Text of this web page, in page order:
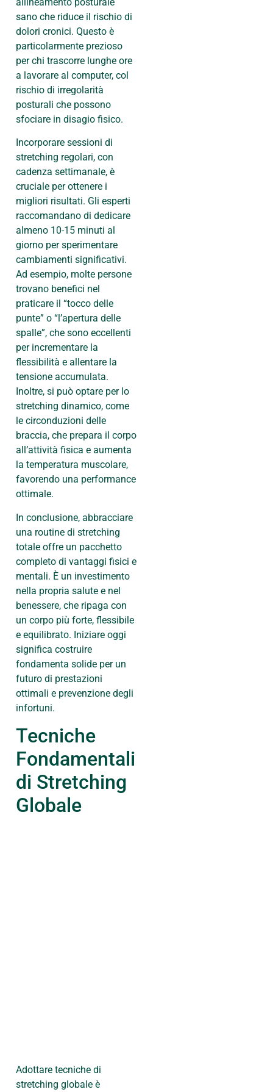
sano che riduce il rischio di
dolori cronici. Questo è
particolarmente prezioso
per chi trascorre lunghe ore
a lavorare al computer, col
rischio di irregolarità
posturali che possono
sfociare in disagio fisico.
Incorporare sessioni di
stretching regolari, con
cadenza settimanale, è
cruciale per ottenere i
migliori risultati. Gli esperti
raccomandano di dedicare
almeno 10-15 minuti al
giorno per sperimentare
cambiamenti significativi.
Ad esempio, molte persone
trovano benefici nel
praticare il “tocco delle
punte” o “l’apertura delle
spalle”, che sono eccellenti
per incrementare la
flessibilità e allentare la
tensione accumulata.
Inoltre, si può optare per lo
stretching dinamico, come
le circonduzioni delle
braccia, che prepara il corpo
all’attività fisica e aumenta
la temperatura muscolare,
favorendo una performance
ottimale.
In conclusione, abbracciare
una routine di stretching
totale offre un pacchetto
completo di vantaggi fisici e
mentali. È un investimento
nella propria salute e nel
benessere, che ripaga con
un corpo più forte, flessibile
e equilibrato. Iniziare oggi
significa costruire
fondamenta solide per un
futuro di prestazioni
ottimali e prevenzione degli
infortuni.
Tecniche
Fondamentali
di Stretching
Globale
Adottare tecniche di
stretching globale è